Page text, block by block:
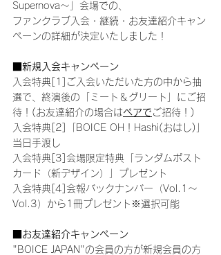
Supernova～」会場での、
ファンクラブ入会・継続・お友達紹介キャン
ペーンの詳細が決定いたしました！
■新規入会キャンペーン
入会特典[1]ご入会いただいた方の中から抽
選で、終演後の「ミート＆グリート」にご招
待！(お友達紹介の場合はペアで ご招待！)
入会特典[2]「BOICE OH！Hashi(おはし)」
当日手渡し
入会特典[3]会場限定特典「ランダムポスト
カード（新デザイン）」プレゼント
入会特典[4]会報バックナンバー（Vol.1～
Vol.3）から1冊プレゼント※選択可能
■お友達紹介キャンペーン
"BOICE JAPAN"の会員の方が新規会員の方